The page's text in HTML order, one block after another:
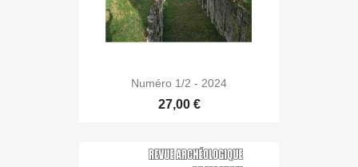
Numéro 1/2 - 2024
27,00 €